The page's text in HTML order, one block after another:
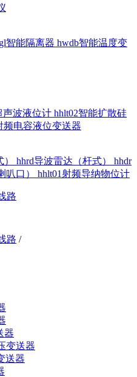
智能隔离器 hwdb智能温度变
声波液位计 hhlt02智能扩散硅
频电容液位变送器
） hhrd导波雷达（杆式） hhdr
叭口） hhlt01射频导纳物位计
路
路 /
器
变送器
送器